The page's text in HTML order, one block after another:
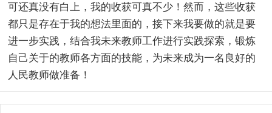
可还真没有白上，我的收获可真不少！然而，这些收获
都只是存在于我的想法里面的，接下来我要做的就是要
进一步实践，结合我未来教师工作进行实践探索，锻炼
自己关于的教师各方面的技能，为未来成为一名良好的
人民教师做准备！